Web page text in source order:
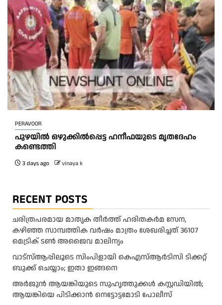
PERAVOOR
പുഴയിൽ ഒഴുക്കിൽപ്പെട്ട ഹനീഫയുടെ മൃതദേഹം
കണ്ടെത്തി
3 days ago vinaya k
RECENT POSTS
ചരിത്രപരമായ മാതൃക തീര്‍ത്ത് ഹരിതകര്‍മ സേന,
കഴിഞ്ഞ സാമ്പത്തിക വര്‍ഷം മാത്രം ശേഖരിച്ചത് 36107
മെട്രിക് ടണ്‍ അജൈവ മാലിന്യം
വാട്‌സ്ആപ്പിലൂടെ സിംപിളായി കെഎസ്ആര്‍ടിസി ടിക്കറ്റ്
ബുക്ക് ചെയ്യാം; ഇതാ ഇങ്ങനെ
അർജുൻ ആയങ്കിയുടെ സുഹൃത്തുക്കൾ കസ്റ്റഡിയിൽ;
ആയങ്കിയെ പിടിക്കാൻ നെട്ടോട്ടമോടി പോലീസ്